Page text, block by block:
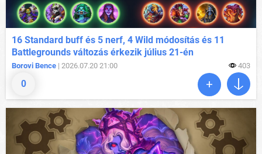
0
16 Standard buff és 5 nerf, 4 Wild módosítás és 11
Battlegrounds változás érkezik július 21-én
Borovi Bence | 2026.07.20 21:00 403